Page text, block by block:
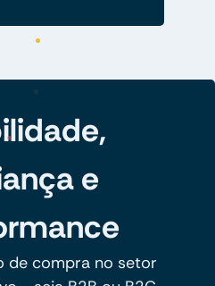
e
de compra no setor